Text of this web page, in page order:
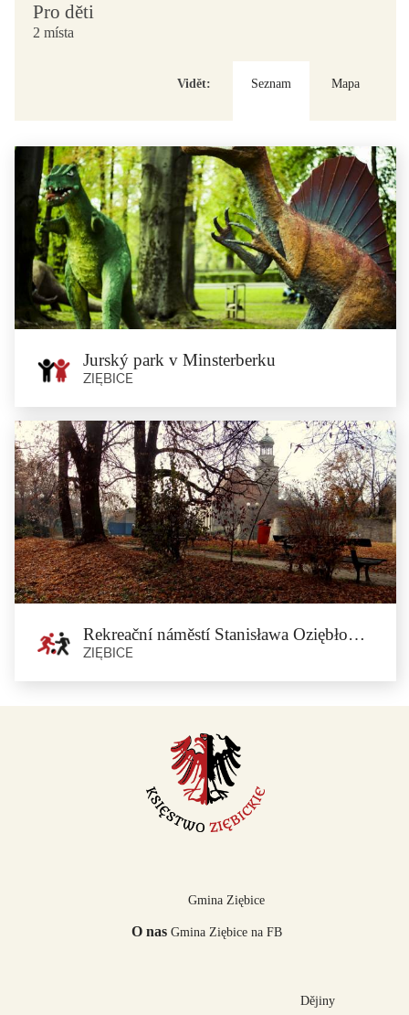
Pro děti
2 místa
Vidět: Seznam Mapa
Jurský park v Minsterberku
ZIĘBICE
Jurský park v Minsterberku
Ziębice
Nachází se u areálu městského parku v Minsterberku. Jeho hlavní...
Rekreační náměstí Stanisława Oziębłowského v Minsterberku
ZIĘBICE
Rekreační náměstí Stanisława
Oziębłowského v Minsterberku
Ziębice
O nas
Gmina Ziębice
Gmina Ziębice na FB
Dějiny